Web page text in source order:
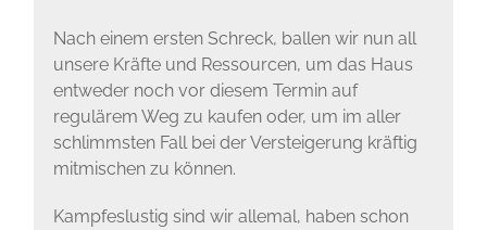
Nach einem ersten Schreck, ballen wir nun all
unsere Kräfte und Ressourcen, um das Haus
entweder noch vor diesem Termin auf
regulärem Weg zu kaufen oder, um im aller
schlimmsten Fall bei der Versteigerung kräftig
mitmischen zu können.
Kampfeslustig sind wir allemal, haben schon